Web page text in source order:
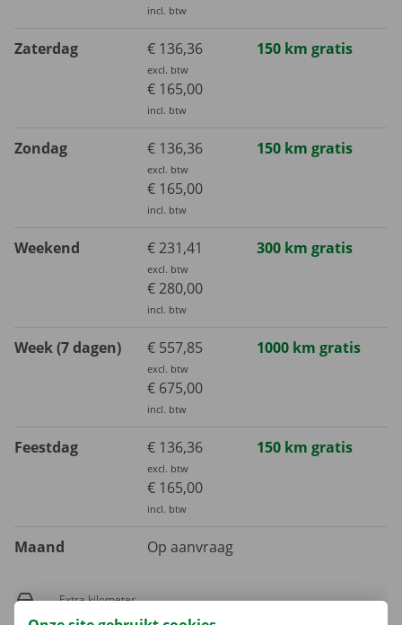
incl. btw
Zaterdag € 136,36
excl. btw
€ 165,00
incl. btw
150 km gratis
Zondag € 136,36
excl. btw
€ 165,00
incl. btw
150 km gratis
Weekend € 231,41
excl. btw
€ 280,00
incl. btw
300 km gratis
Week (7 dagen) € 557,85
excl. btw
€ 675,00
incl. btw
1000 km gratis
Feestdag € 136,36
excl. btw
€ 165,00
incl. btw
150 km gratis
Maand Op aanvraag
Extra kilometer
€ 0,30
incl. btw